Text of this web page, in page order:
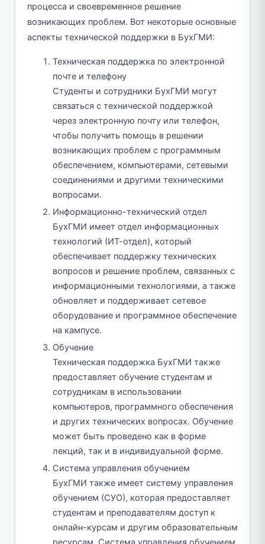
процесса и своевременное решение
возникающих проблем. Вот некоторые основные
аспекты технической поддержки в БухГМИ:
Техническая поддержка по электронной
почте и телефону
Студенты и сотрудники БухГМИ могут
связаться с технической поддержкой
через электронную почту или телефон,
чтобы получить помощь в решении
возникающих проблем с программным
обеспечением, компьютерами, сетевыми
соединениями и другими техническими
вопросами.
Информационно-технический отдел
БухГМИ имеет отдел информационных
технологий (ИТ-отдел), который
обеспечивает поддержку технических
вопросов и решение проблем, связанных с
информационными технологиями, а также
обновляет и поддерживает сетевое
оборудование и программное обеспечение
на кампусе.
Обучение
Техническая поддержка БухГМИ также
предоставляет обучение студентам и
сотрудникам в использовании
компьютеров, программного обеспечения
и других технических вопросах. Обучение
может быть проведено как в форме
лекций, так и в индивидуальной форме.
Система управления обучением
БухГМИ также имеет систему управления
обучением (СУО), которая предоставляет
студентам и преподавателям доступ к
онлайн-курсам и другим образовательным